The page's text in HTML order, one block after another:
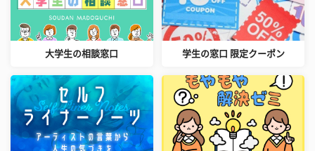
大学生の相談窓口 学生の窓口 限定クーポン